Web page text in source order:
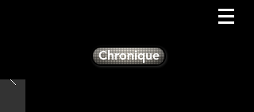
Chronique